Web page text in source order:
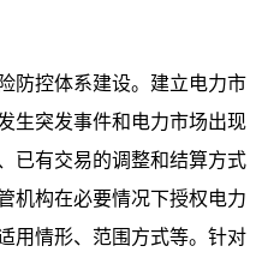
控体系建设。建立电力市
生突发事件和电力市场出现
已有交易的调整和结算方式
机构在必要情况下授权电力
用情形、范围方式等。针对